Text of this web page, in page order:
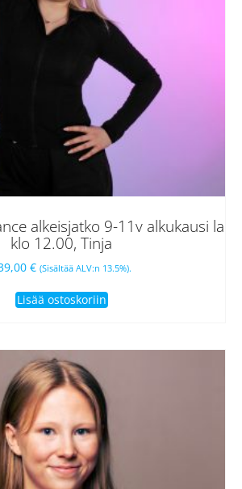
alkeisjatko 9-11v alkukausi la
klo 12.00, Tinja
€ (Sisältää ALV:n 13.5%).
Lisää ostoskoriin